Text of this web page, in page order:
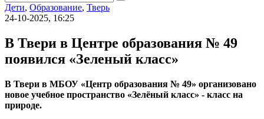
Дети, Образование, Тверь
24-10-2025, 16:25
В Твери в Центре образования № 49
появился «Зеленый класс»
В Твери в МБОУ «Центр образования № 49» организовано
новое учебное пространство «Зелёный класс» - класс на
природе.